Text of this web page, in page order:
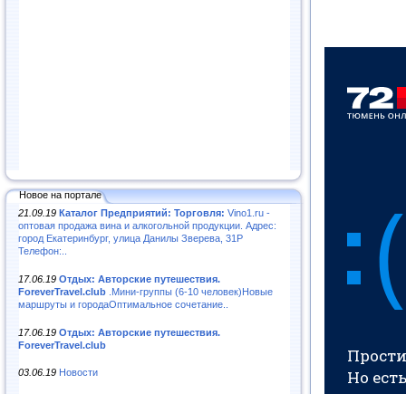
Новое на портале
21.09.19 Каталог Предприятий: Торговля: Vino1.ru -
оптовая продажа вина и алкогольной продукции. Адрес:
город Екатеринбург, улица Данилы Зверева, 31Р
Телефон:..
17.06.19 Отдых: Авторские путешествия.
ForeverTravel.club .Мини-группы (6-10 человек)Новые
маршруты и городаОптимальное сочетание..
17.06.19 Отдых: Авторские путешествия.
ForeverTravel.club
03.06.19 Новости